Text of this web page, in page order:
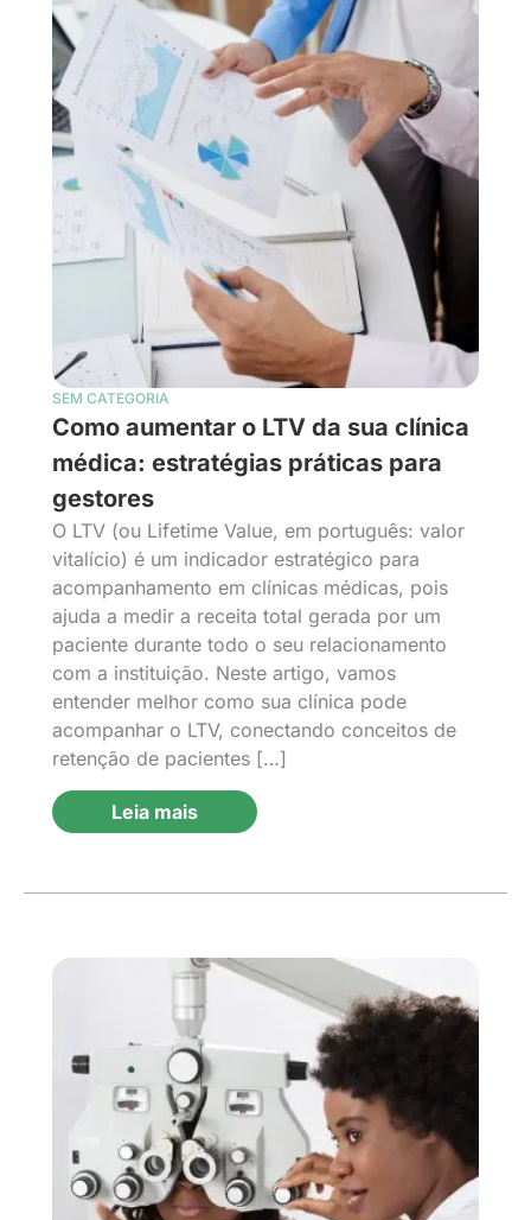
SEM CATEGORIA
Como aumentar o LTV da sua clínica
médica: estratégias práticas para
gestores
O LTV (ou Lifetime Value, em português: valor
vitalício) é um indicador estratégico para
acompanhamento em clínicas médicas, pois
ajuda a medir a receita total gerada por um
paciente durante todo o seu relacionamento
com a instituição. Neste artigo, vamos
entender melhor como sua clínica pode
acompanhar o LTV, conectando conceitos de
retenção de pacientes […]
Leia mais